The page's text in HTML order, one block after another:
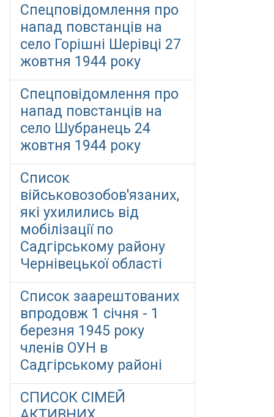
Спецповідомлення про
напад повстанців на
село Горішні Шерівці 27
жовтня 1944 року
Спецповідомлення про
напад повстанців на
село Шубранець 24
жовтня 1944 року
Список
військовозобов'язаних,
які ухилились від
мобілізації по
Садгірському району
Чернівецької області
Список заарештованих
впродовж 1 січня - 1
березня 1945 року
членів ОУН в
Садгірському районі
СПИСОК СІМЕЙ